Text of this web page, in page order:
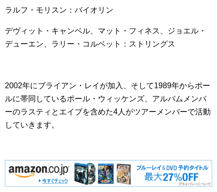
ラルフ・モリスン：バイオリン
デヴィット・キャンベル、マット・フィネス、ジョエル・
デューエン、ラリー・コルベット：ストリングス
2002年にブライアン・レイが加入、そして1989年からポー
ルに帯同しているポール・ウィッケンズ、アルバムメンバ
ーのラスティとエイブを含めた4人がツアーメンバーで活動
していきます。